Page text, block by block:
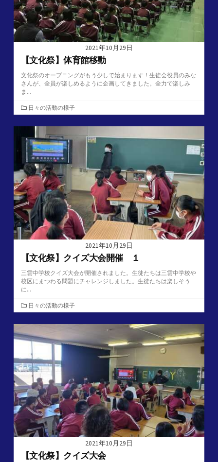
2021年10月29日
【文化祭】体育館移動
文化祭のオープニングがもう少しで始まります！生徒会役員のみな
さんが、全員が楽しめるように企画してきました。全力で楽しみ
ま...
カ
テ
ゴ
ー
日々の活動の様子
2021年10月29日
【文化祭】クイズ大会開催 １
三雲中学校クイズ大会が開催されました。生徒たちは三雲中学校や
校区にまつわる問題にチャレンジしました。生徒たちは楽しそう
に...
カ
テ
ゴ
リ
ー
日々の活動の様子
2021年10月29日
【文化祭】クイズ大会